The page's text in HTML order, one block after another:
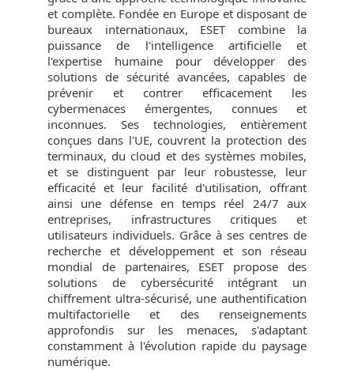
et complète. Fondée en Europe et disposant de
bureaux internationaux, ESET combine la
puissance de l'intelligence artificielle et
l'expertise humaine pour développer des
solutions de sécurité avancées, capables de
prévenir et contrer efficacement les
cybermenaces émergentes, connues et
inconnues. Ses technologies, entièrement
conçues dans l'UE, couvrent la protection des
terminaux, du cloud et des systèmes mobiles,
et se distinguent par leur robustesse, leur
efficacité et leur facilité d'utilisation, offrant
ainsi une défense en temps réel 24/7 aux
entreprises, infrastructures critiques et
utilisateurs individuels. Grâce à ses centres de
recherche et développement et son réseau
mondial de partenaires, ESET propose des
solutions de cybersécurité intégrant un
chiffrement ultra-sécurisé, une authentification
multifactorielle et des renseignements
approfondis sur les menaces, s'adaptant
constamment à l'évolution rapide du paysage
numérique.